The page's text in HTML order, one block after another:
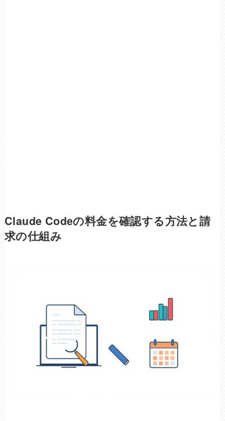
Claude Codeの料金を確認する方法と請
求の仕組み